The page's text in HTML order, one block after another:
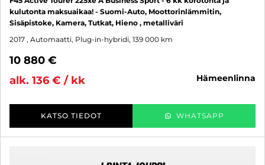
kulutonta maksuaikaa! - Suomi-Auto, Moottorinlämmitin,
Sisäpistoke, Kamera, Tutkat, Hieno , metalliväri
2017 , Automaatti, Plug-in-hybridi, 139 000 km
10 880 €
alk. 136 € / kk
hämeenlinna
KATSO TIEDOT WHATSAPP